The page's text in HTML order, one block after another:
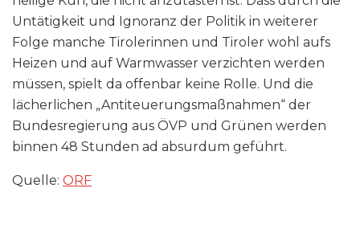
Untätigkeit und Ignoranz der Politik in weiterer
Folge manche Tirolerinnen und Tiroler wohl aufs
Heizen und auf Warmwasser verzichten werden
müssen, spielt da offenbar keine Rolle. Und die
lächerlichen „Antiteuerungsmaßnahmen“ der
Bundesregierung aus ÖVP und Grünen werden
binnen 48 Stunden ad absurdum geführt.
Quelle: ORF